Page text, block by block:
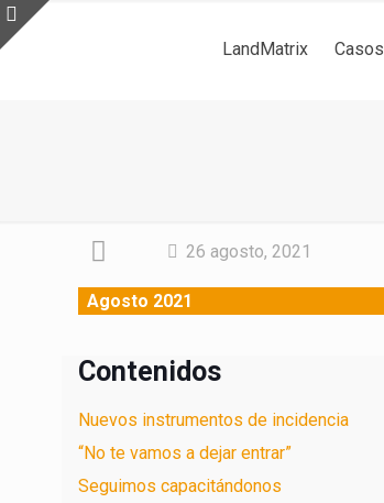
LandMatrix Casos
26 agosto, 2021
Agosto 2021
Contenidos
Nuevos instrumentos de incidencia
“No te vamos a dejar entrar”
Seguimos capacitándonos